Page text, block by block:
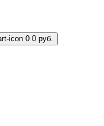
0 0 руб.